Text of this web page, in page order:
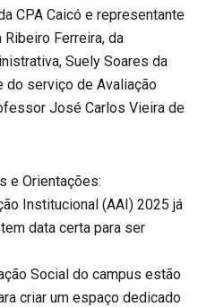
CPA Caicó e representante
Ferreira, da
Suely Soares da
do serviço de Avaliação
José Carlos Vieira de
e Orientações:
Institucional (AAI) 2025 já
data certa para ser
Social do campus estão
criar um espaço dedicado